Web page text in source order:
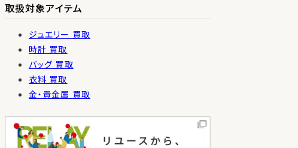
取扱対象アイテム
ジュエリー 買取
時計 買取
バッグ 買取
衣料 買取
金・貴金属 買取